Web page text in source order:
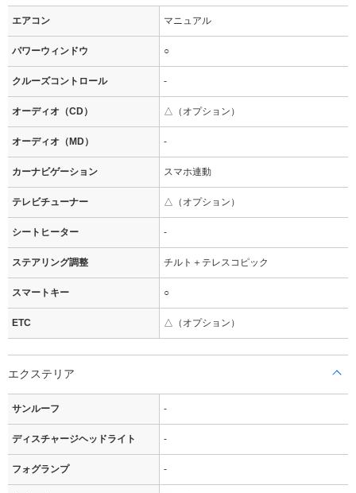
エアコン マニュアル
パワーウィンドウ ○
クルーズコントロール -
オーディオ（CD） △（オプション）
オーディオ（MD） -
カーナビゲーション スマホ連動
テレビチューナー △（オプション）
シートヒーター -
ステアリング調整 チルト＋テレスコピック
スマートキー ○
ETC △（オプション）
エクステリア
サンルーフ -
ディスチャージヘッドライト -
フォグランプ -